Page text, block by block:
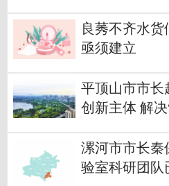
良莠不齐水
亟须建立
平顶山市市长
创新主体 解
漯河市市长秦
验室科研团队